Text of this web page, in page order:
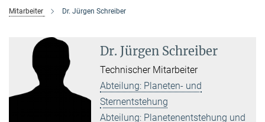
Mitarbeiter Dr. Jürgen Schreiber
Dr. Jürgen Schreiber
Technischer Mitarbeiter
Abteilung: Planeten- und
Sternentstehung
Abteilung: Planetenentstehung und